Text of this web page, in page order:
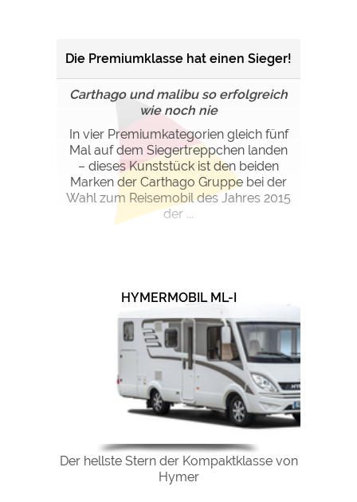
Die Premiumklasse hat einen Sieger!
Carthago und malibu so erfolgreich
wie noch nie
In vier Premiumkategorien gleich fünf
Mal auf dem Siegertreppchen landen
– dieses Kunststück ist den beiden
Marken der Carthago Gruppe bei der
Wahl zum Reisemobil des Jahres 2015
der ...
HYMERMOBIL ML-I
Der hellste Stern der Kompaktklasse von
Hymer